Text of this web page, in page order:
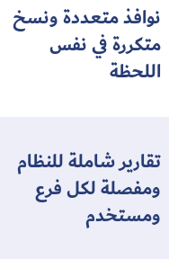
نوافذ متعددة ونسخ
متكررة في نفس
اللحظة
تقارير شاملة للنظام
ومفصلة لكل فرع
ومستخدم